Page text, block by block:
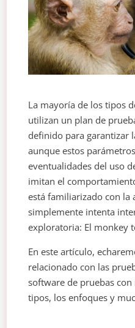
La mayoría de los tipos
utilizan un plan de
definido para garantizar
aunque estos
eventualidades del uso
imitan el
está familiarizado con la
simplemente intenta
exploratoria: El monkey
En este artículo,
relacionado con las
software de pruebas
tipos, los enfoques y